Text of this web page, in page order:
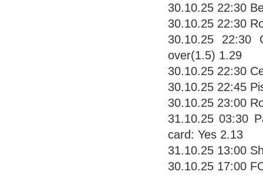
30.10.25 22:30
30.10.25 22:30
30.10.25 22:30
over(1.5) 1.29
30.10.25 22:30
30.10.25 22:45
30.10.25 23:00
31.10.25 03:30
card: Yes 2.13
31.10.25 13:00
30.10.25 17:00